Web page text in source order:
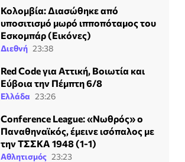
Κολομβία: Διασώθηκε από
υποσιτισμό μωρό ιπποπόταμος του
Εσκομπάρ (Εικόνες)
Διεθνή 23:38
Red Code για Αττική, Βοιωτία και
Εύβοια την Πέμπτη 6/8
Ελλάδα 23:26
Conference League: «Νωθρός» ο
Παναθηναϊκός, έμεινε ισόπαλος με
την ΤΣΣΚΑ 1948 (1-1)
Αθλητισμός 23:23